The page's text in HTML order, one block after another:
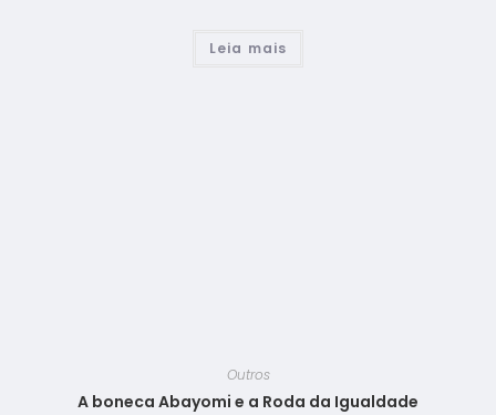
Leia mais
Outros
A boneca Abayomi e a Roda da Igualdade